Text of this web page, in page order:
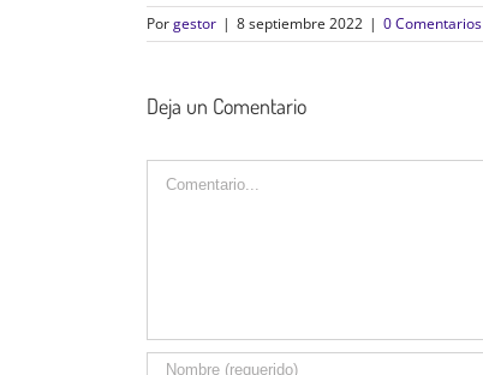
Porgestor | 8 septiembre 2022 | 0 Comentarios
Deja un Comentario